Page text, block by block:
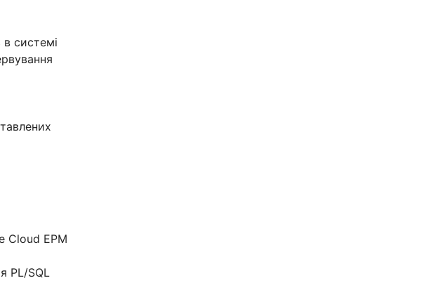
в системі
Cloud EPM
PL/SQL